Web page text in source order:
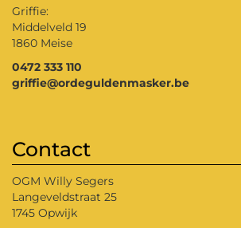
Griffie:
Middelveld 19
1860 Meise
0472 333 110
griffie@ordeguldenmasker.be
Contact
OGM Willy Segers
Langeveldstraat 25
1745 Opwijk